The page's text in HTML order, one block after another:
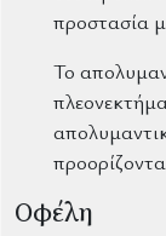
προστασία
Το
Οφέλη